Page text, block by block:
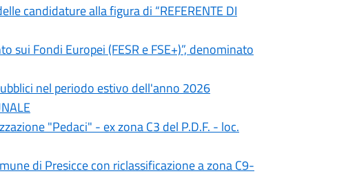
candidature alla figura di “REFERENTE DI
Fondi Europei (FESR e FSE+)”, denominato
nel periodo estivo dell'anno 2026
"Pedaci" - ex zona C3 del P.D.F. - loc.
di Presicce con riclassificazione a zona C9-